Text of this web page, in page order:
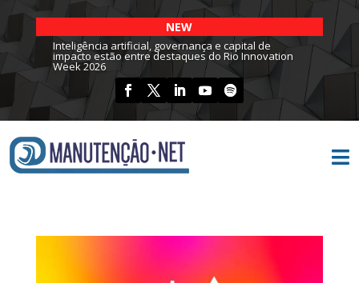
NEW
Inteligência artificial, governança e capital de
impacto estão entre destaques do Rio Innovation
Week 2026
